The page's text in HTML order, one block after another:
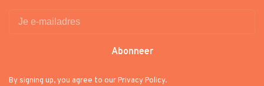
Abonneer
By signing up, you agree to our Privacy Policy.